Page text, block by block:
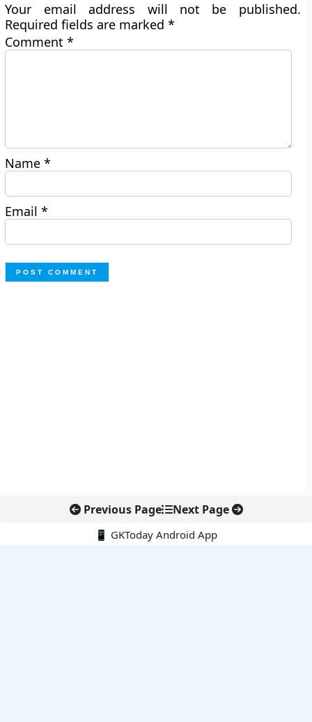
Your email address will not be published.
Required fields are marked*
Comment*
Name*
Email*
Previous Page Next Page
📱 GKToday Android App